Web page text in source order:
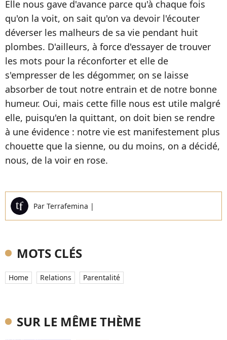
Elle nous gave d'avance parce qu'à chaque fois
qu'on la voit, on sait qu'on va devoir l'écouter
déverser les malheurs de sa vie pendant huit
plombes. D'ailleurs, à force d'essayer de trouver
les mots pour la réconforter et elle de
s'empresser de les dégommer, on se laisse
absorber de tout notre entrain et de notre bonne
humeur. Oui, mais cette fille nous est utile malgré
elle, puisqu'en la quittant, on doit bien se rendre
à une évidence : notre vie est manifestement plus
chouette que la sienne, ou du moins, on a décidé,
nous, de la voir en rose.
Par Terrafemina |
MOTS CLÉS
Home Relations Parentalité
SUR LE MÊME THÈME